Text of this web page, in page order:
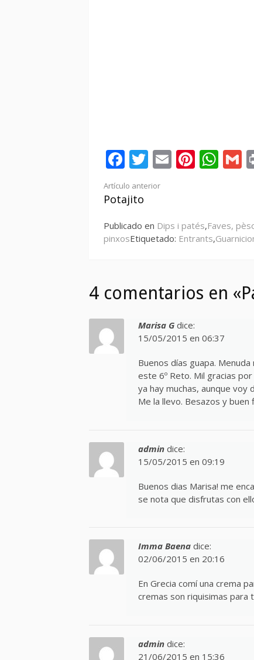
Facebook
Twitter
Email
Seguir
leyendo
Artículo anterior
Potajito
Publicado en Dips i patés,Faves,
pinxosEtiquetado: Entrants,
4 comentarios en
Marisa G dice:
15/05/2015 en 06:37
Buenos días guapa.
este 6º Reto. Mil gracias
ya hay muchas, aunque voy
Me la llevo. Besazos y buen
admin dice:
15/05/2015 en 09:19
Buenos dias Marisa! me
se nota que disfrutas con
Imma Baena dice:
02/06/2015 en 20:16
En Grecia comí una crema
cremas son riquisimas para
admin dice:
21/06/2015 en 15:36